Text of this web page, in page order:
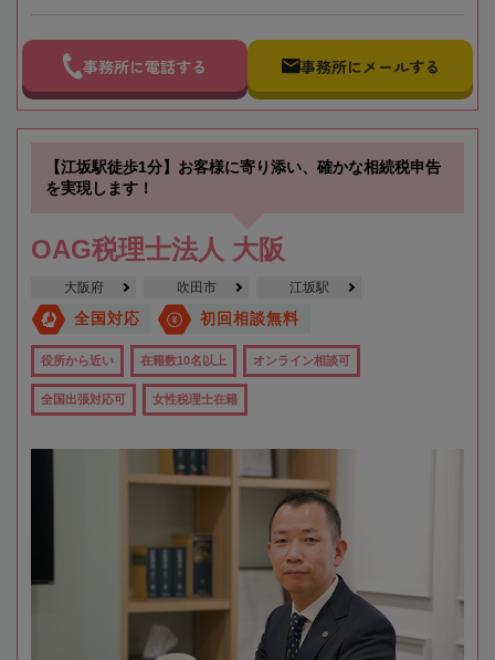
事務所に電話する 事務所にメールする
【江坂駅徒歩1分】お客様に寄り添い、確かな相続税申告
を実現します！
OAG税理士法人 大阪
大阪府 吹田市 江坂駅
全国対応 初回相談無料
役所から近い 在籍数10名以上 オンライン相談可
全国出張対応可 女性税理士在籍